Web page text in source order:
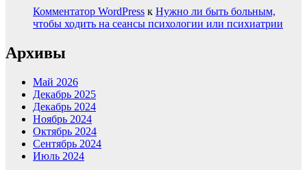
Комментатор WordPress к Нужно ли быть больным,
чтобы ходить на сеансы психологии или психиатрии
Архивы
Май 2026
Декабрь 2025
Декабрь 2024
Ноябрь 2024
Октябрь 2024
Сентябрь 2024
Июль 2024